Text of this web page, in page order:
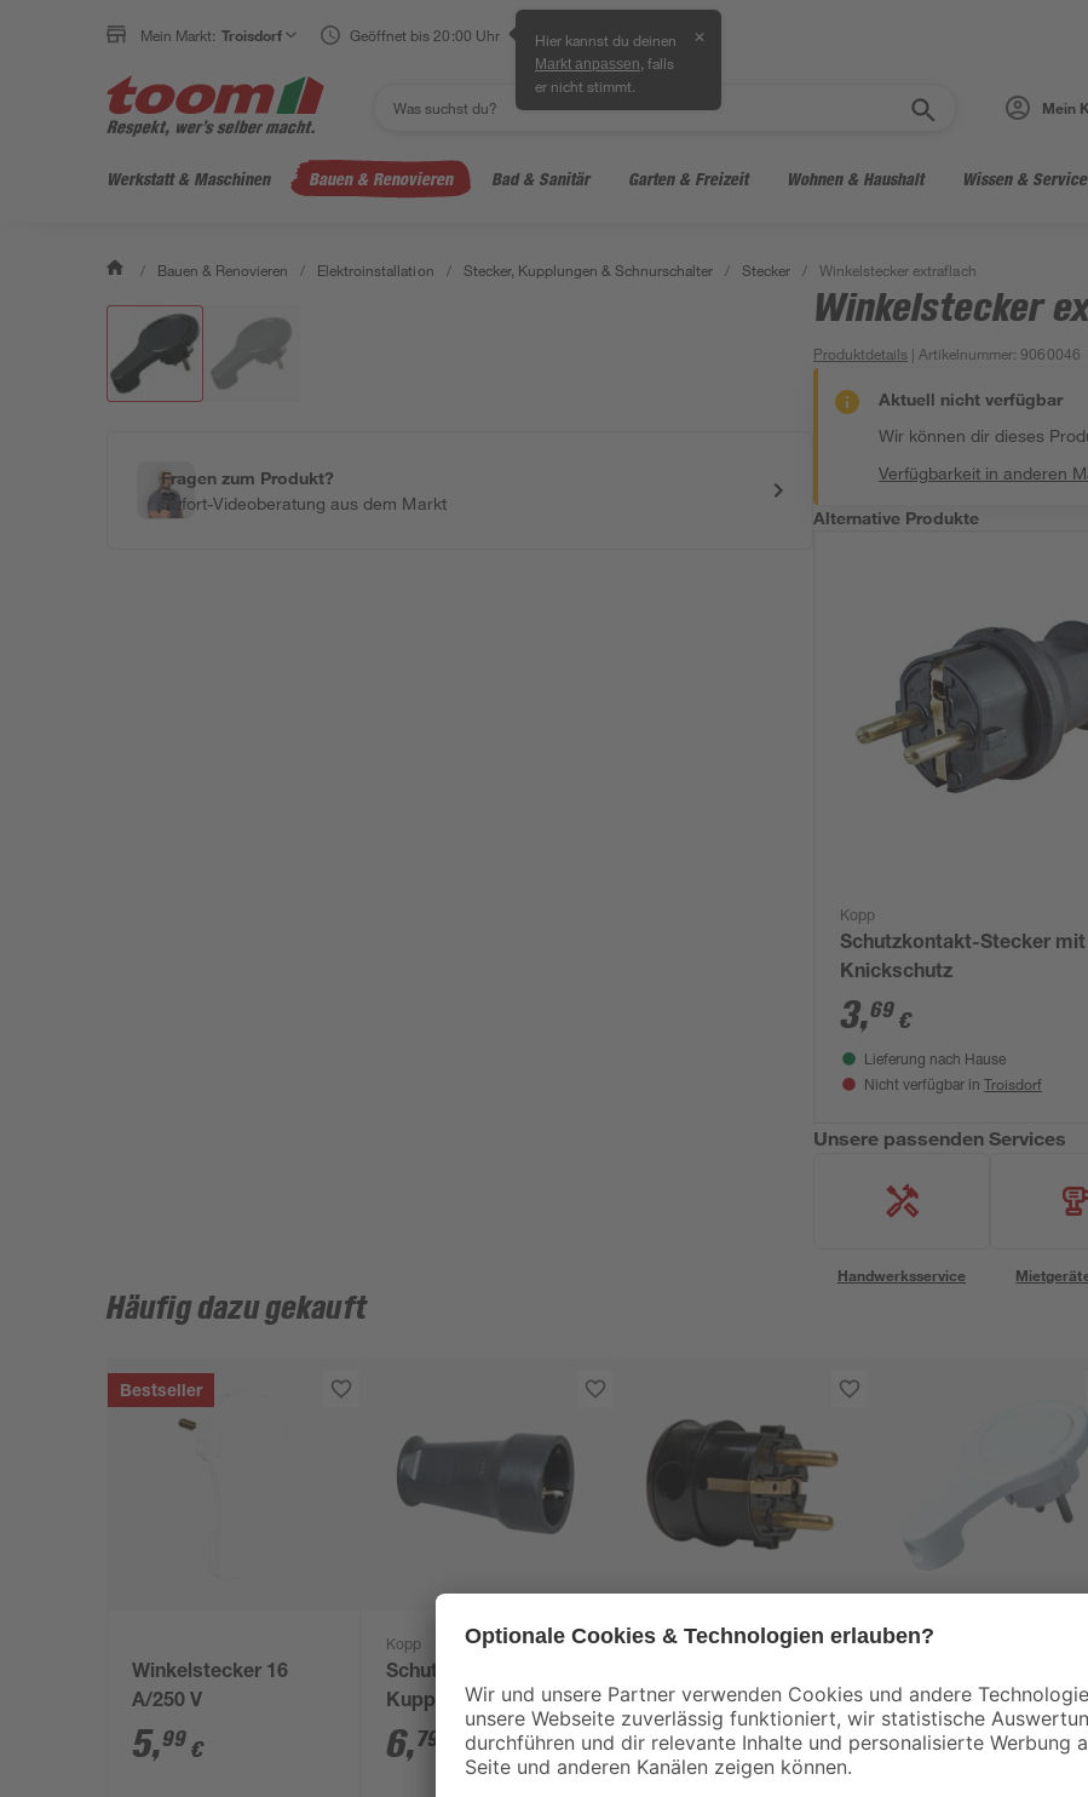
Mein Markt: Troisdorf Geöffnet bis 20:00 Uhr Hier kannst du deinen
Markt anpassen , falls
er nicht stimmt.
✕
Mein
Werkstatt & Maschinen Bauen & Renovieren Bad & Sanitär Garten & Freizeit Wohnen & Haushalt Wissen & Service
/ Bauen & Renovieren / Elektroinstallation / Stecker, Kupplungen & Schnurschalter / Stecker / Winkelstecker extraflach
Fragen zum Produkt?
Sofort-Videoberatung aus dem Markt
Winkelstecker
Produktdetails | Artikelnummer:9060046
Aktuell nicht verfügbar
Wir können dir dieses
Verfügbarkeit in anderen
Alternative Produkte
Kopp
Schutzkontakt-Stecker mit
Knickschutz
3,69 €
Lieferung nach Hause
Nicht verfügbar in Troisdorf
Unsere passenden Services
Handwerksservice
Häufig dazu gekauft
Bestseller
Winkelstecker 16
A/250 V
5,99 €
Kopp
Schutzkontakt-
Kupplung mit
Knickschutz schwarz
6,79
Kopp
schwarz
2,79€
Kopp
extraflach
6,99€